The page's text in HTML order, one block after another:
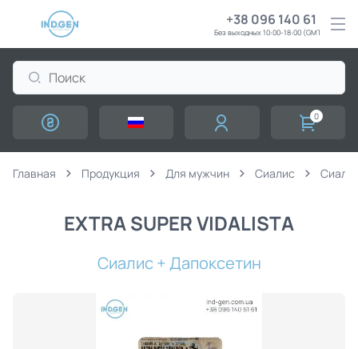
+38 096 140 61 61
Без выходных 10:00-18:00 (GMT+3)
0
Главная Продукция Для мужчин Сиалис
EXTRA SUPER VIDALISTA
Сиалис + Дапоксетин